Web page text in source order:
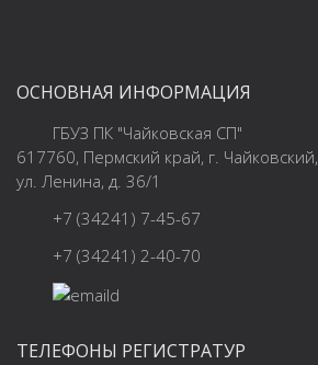
ОСНОВНАЯ ИНФОРМАЦИЯ
ГБУЗ ПК "Чайковская СП"
617760, Пермский край, г. Чайковский,
ул. Ленина, д. 36/1
+7 (34241) 7-45-67
+7 (34241) 2-40-70
ТЕЛЕФОНЫ РЕГИСТРАТУР